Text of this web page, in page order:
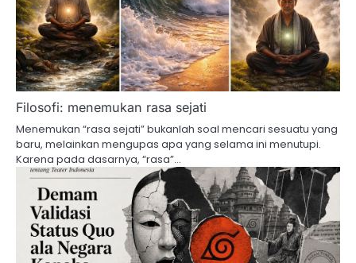
Filosofi: menemukan rasa sejati
Menemukan “rasa sejati” bukanlah soal mencari sesuatu yang
baru, melainkan mengupas apa yang selama ini menutupi.
Karena pada dasarnya, “rasa”…